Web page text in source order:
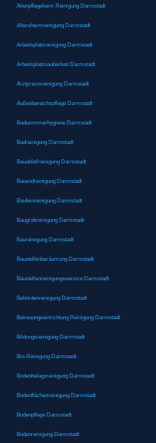
Altenpflegeheim Reinigung Darmstadt
Altersheimreinigung Darmstadt
Arbeitsplatzreinigung Darmstadt
Arbeitsplatzsauberkeit Darmstadt
Arztpraxisreinigung Darmstadt
Außenbereichspflege Darmstadt
Badezimmerhygiene Darmstadt
Badreinigung Darmstadt
Bauabfallreinigung Darmstadt
Bauendreinigung Darmstadt
Baufeinreinigung Darmstadt
Baugrobreinigung Darmstadt
Baureinigung Darmstadt
Baustellenberäumung Darmstadt
Baustellenreinigungsservice Darmstadt
Behördenreinigung Darmstadt
Betreuungseinrichtung Reinigung Darmstadt
Bildungsreinigung Darmstadt
Bio-Reinigung Darmstadt
Bodenbelagsreinigung Darmstadt
Bodenflächenreinigung Darmstadt
Bodenpflege Darmstadt
Bodenreinigung Darmstadt